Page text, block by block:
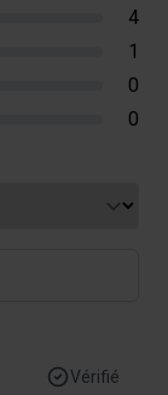
4
1
0
0
Vérifié